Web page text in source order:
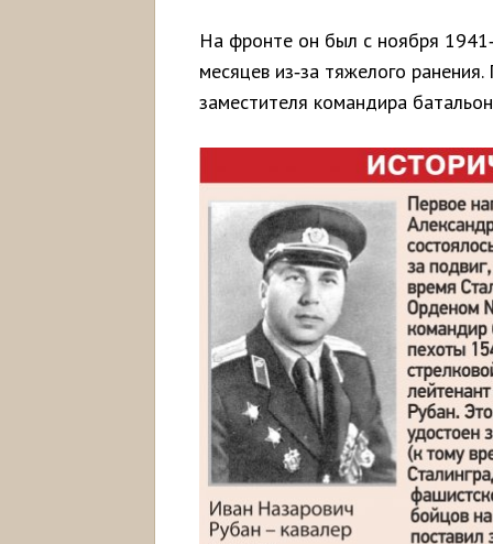
На фронте он был с ноября
месяцев из‑за тяжелого
заместителя командира